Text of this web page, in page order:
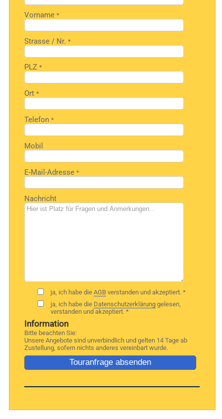
Vorname*
Strasse / Nr.*
PLZ*
Ort*
Telefon*
Mobil
E-Mail-Adresse*
Nachricht
ja, ich habe dieAGB verstanden und akzeptiert. *
ja, ich habe die Datenschutzerklärung gelesen,
verstanden und akzeptiert. *
Information
Bitte beachten Sie:
Unsere Angebote sind unverbindlich und gelten 14 Tage ab
Zustellung, sofern nichts anderes vereinbart wurde.